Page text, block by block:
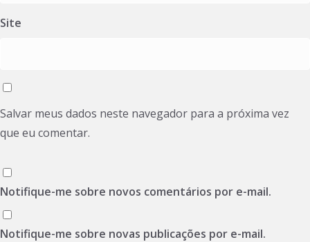
Site
Salvar meus dados neste navegador para a próxima vez
que eu comentar.
Notifique-me sobre novos comentários por e-mail.
Notifique-me sobre novas publicações por e-mail.